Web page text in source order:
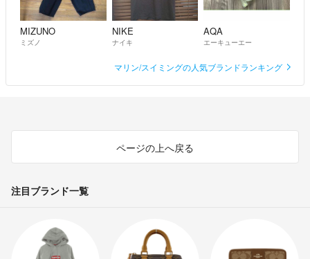
MIZUNO
ミズノ
NIKE
ナイキ
AQA
エーキューエー
マリン/スイミングの人気ブランドランキング
ページの上へ戻る
注目ブランド一覧